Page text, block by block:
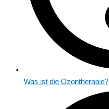
Was ist die Ozontherapie?